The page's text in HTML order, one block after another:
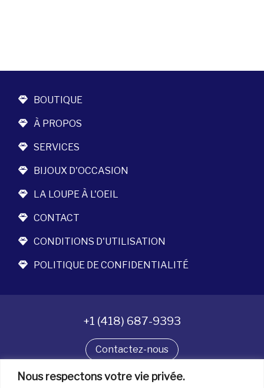
Nous respectons votre vie privée.
BOUTIQUE
À PROPOS
SERVICES
BIJOUX D'OCCASION
LA LOUPE À L'OEIL
CONTACT
CONDITIONS D'UTILISATION
POLITIQUE DE CONFIDENTIALITÉ
+1 (418) 687-9393
Contactez-nous
Suivez-nous